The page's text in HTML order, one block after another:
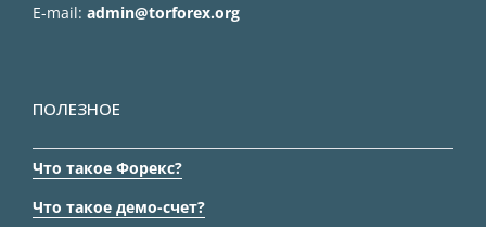
E-mail: admin@torforex.org
ПОЛЕЗНОЕ
Что такое Форекс?
Что такое демо-счет?